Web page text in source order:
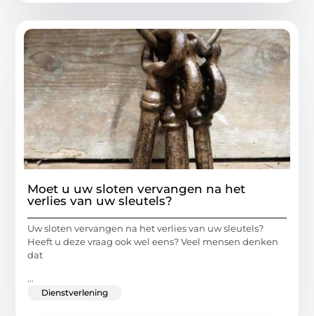
Moet u uw sloten vervangen na het
verlies van uw sleutels?
Uw sloten vervangen na het verlies van uw sleutels?
Heeft u deze vraag ook wel eens? Veel mensen denken
dat
...
Dienstverlening